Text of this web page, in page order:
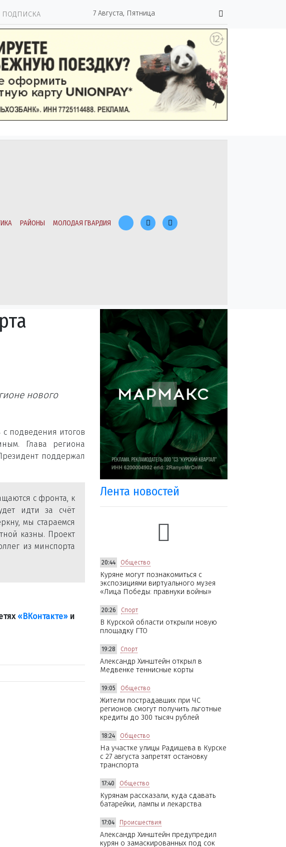
ПОДПИСКА 7 Августа, Пятница
РАЙОНЫ МОЛОДАЯ ГВАРДИЯ
нового
с подведения итогов
Глава региона
поддержал
с фронта, к
идти за счёт
мы стараемся
казны. Проект
из минспорта
«ВКонтакте»и
Лента новостей
20:44 Общество
Куряне могут познакомиться с
экспозициями виртуального музея
«Лица Победы: правнуки войны»
20:26 Спорт
В Курской области открыли новую
площадку ГТО
19:28 Спорт
Александр Хинштейн открыл в
Медвенке теннисные корты
19:05 Общество
Жители пострадавших при ЧС
регионов смогут получить льготные
кредиты до 300 тысяч рублей
18:24 Общество
На участке улицы Радищева в Курске
с 27 августа запретят остановку
транспорта
17:40 Общество
Курянам рассказали, куда сдавать
батарейки, лампы и лекарства
17:04 Происшествия
Александр Хинштейн предупредил
курян о замаскированных под сок